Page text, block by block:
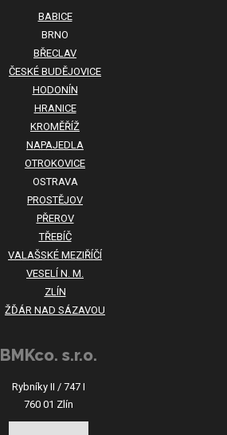
BABICE
BRNO
BŘECLAV
ČESKÉ BUDĚJOVICE
HODONÍN
HRANICE
KROMĚŘÍŽ
NAPAJEDLA
OTROKOVICE
OSTRAVA
PROSTĚJOV
PŘEROV
TŘEBÍČ
VALAŠSKÉ MEZIŘÍČÍ
VESELÍ N. M.
ZLÍN
ŽĎÁR NAD SÁZAVOU
BMKco. s.r.o.
Rybníky II / 747 I
760 01 Zlín